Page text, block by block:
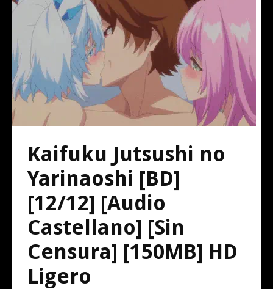
Kaifuku Jutsushi no
Yarinaoshi [BD]
[12/12] [Audio
Castellano] [Sin
Censura] [150MB] HD
Ligero